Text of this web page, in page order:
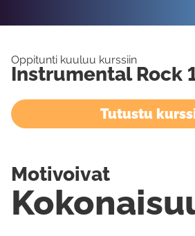
Oppitunti kuuluu kurssiin
Instrumental Rock
Tutustu
Motivoivat